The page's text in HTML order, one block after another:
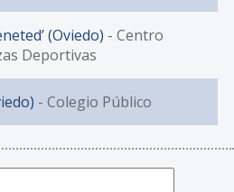
(Oviedo) - Centro
Deportivas
- Colegio Público